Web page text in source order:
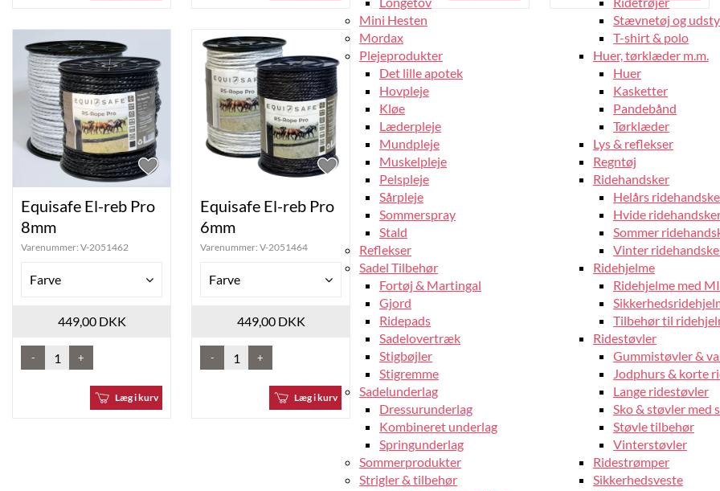
Mini Hesten
Mordax
Plejeprodukter
Det lille apotek
Hovpleje
Kløe
Læderpleje
Mundpleje
Muskelpleje
Pelspleje
Sårpleje
Sommerspray
Stald
Reflekser
Sadel Tilbehør
Fortøj & Martingal
Gjord
Ridepads
Sadelovertræk
Stigbøjler
Stigremme
Sadelunderlag
Dressurunderlag
Kombineret underlag
Springunderlag
Sommerprodukter
Strigler & tilbehør
Stævnetøj og
T-shirt & polo
Huer, tørklæder m.m.
Huer
Kasketter
Pandebånd
Tørklæder
Lys & reflekser
Regntøj
Ridehandsker
Helårs
Hvide
Sommer
Vinter
Ridehjelme
Ridehjelme med
Tilbehør til
Ridestøvler
Gummistøvler &
Jodphurs & korte
Lange ridestøvler
Sko & støvler med
Støvle tilbehør
Vinterstøvler
Ridestrømper
Sikkerhedsveste
Equisafe El-reb Pro
8mm
Varenummer: V-2051462
Farve
449,00 DKK
- +
Læg i kurv
Equisafe El-reb Pro
6mm
Varenummer:V-2051464
Farve
449,00 DKK
- +
Læg i kurv